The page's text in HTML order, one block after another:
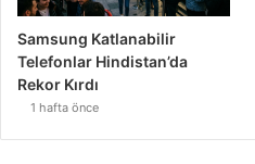
Samsung Katlanabilir
Telefonlar Hindistan’da
Rekor Kırdı
1 hafta önce